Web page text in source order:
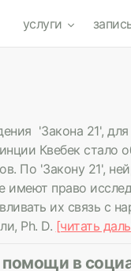
услуги
'Закона 21',
Квебек стало
По 'Закону 21',
имеют право
их связь с
Ph. D. [читать
в